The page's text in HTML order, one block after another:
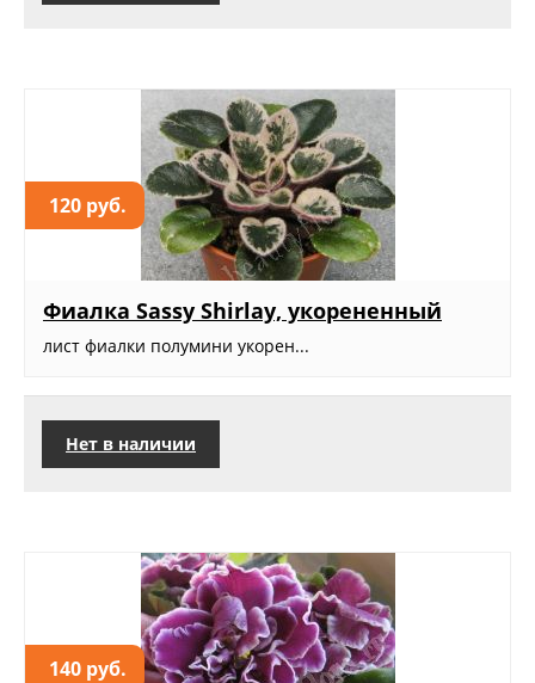
120 руб.
Фиалка Sassy Shirlay, укорененный
лист фиалки полумини укорен...
Нет в наличии
140 руб.